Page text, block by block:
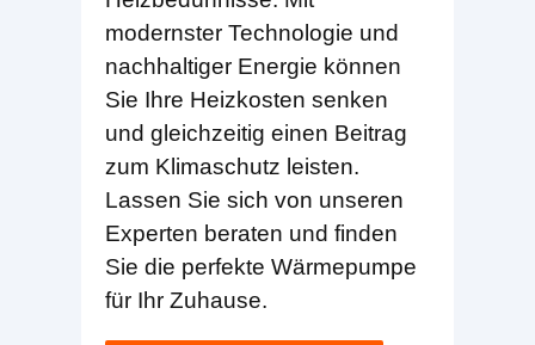
modernster Technologie und
nachhaltiger Energie können
Sie Ihre Heizkosten senken
und gleichzeitig einen Beitrag
zum Klimaschutz leisten.
Lassen Sie sich von unseren
Experten beraten und finden
Sie die perfekte Wärmepumpe
für Ihr Zuhause.